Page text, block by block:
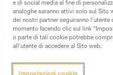
tecniche dei prodotti
le informazioni
richiede una formazione
e di social media al fine di
analoghe saranno attivi solo sul Sito
dei nostri partner seguiranno l’utente
momento facendo clic sul link
o parte di tali cookie potrebbe
all’utente di accedere al Sito web.